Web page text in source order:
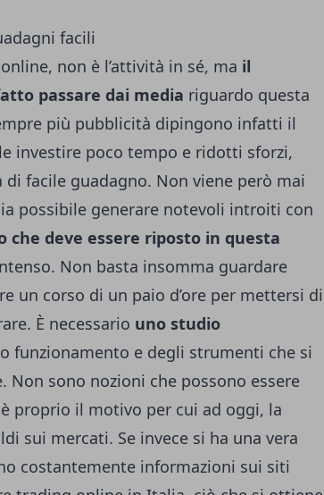
facili
non è l’attività in sé, ma il
passare dai media riguardo questa
più pubblicità dipingono infatti il
investire poco tempo e ridotti sforzi,
facile guadagno. Non viene però mai
possibile generare notevoli introiti con
che deve essere riposto in questa
Non basta insomma guardare
un corso di un paio d’ore per mettersi di
È necessario uno studio
funzionamento e degli strumenti che si
Non sono nozioni che possono essere
proprio il motivo per cui ad oggi, la
sui mercati. Se invece si ha una vera
costantemente informazioni sui siti